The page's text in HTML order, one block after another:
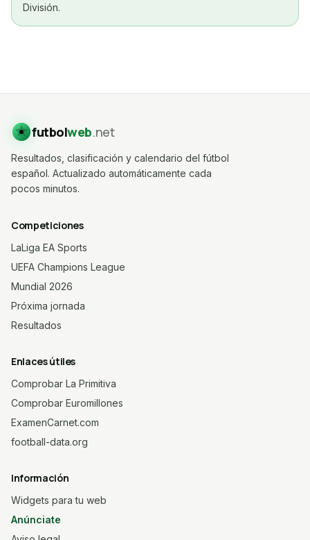
División.
futbolweb.net
Resultados, clasificación y calendario del fútbol
español. Actualizado automáticamente cada
pocos minutos.
Competiciones
LaLiga EA Sports
UEFA Champions League
Mundial 2026
Próxima jornada
Resultados
Enlaces útiles
Comprobar La Primitiva
Comprobar Euromillones
ExamenCarnet.com
football-data.org
Información
Widgets para tu web
Anúnciate